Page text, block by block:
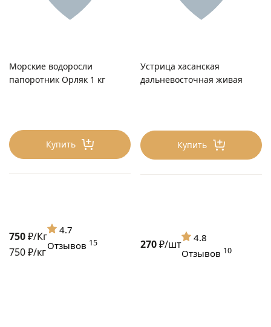
Купить
750₽/Кг
750 ₽/кг
Морские водоросли
папоротник Орляк 1 кг
4.7
Отзывов 15
Купить
270₽/шт
Устрица хасанская
дальневосточная живая
4.8
Отзывов 10